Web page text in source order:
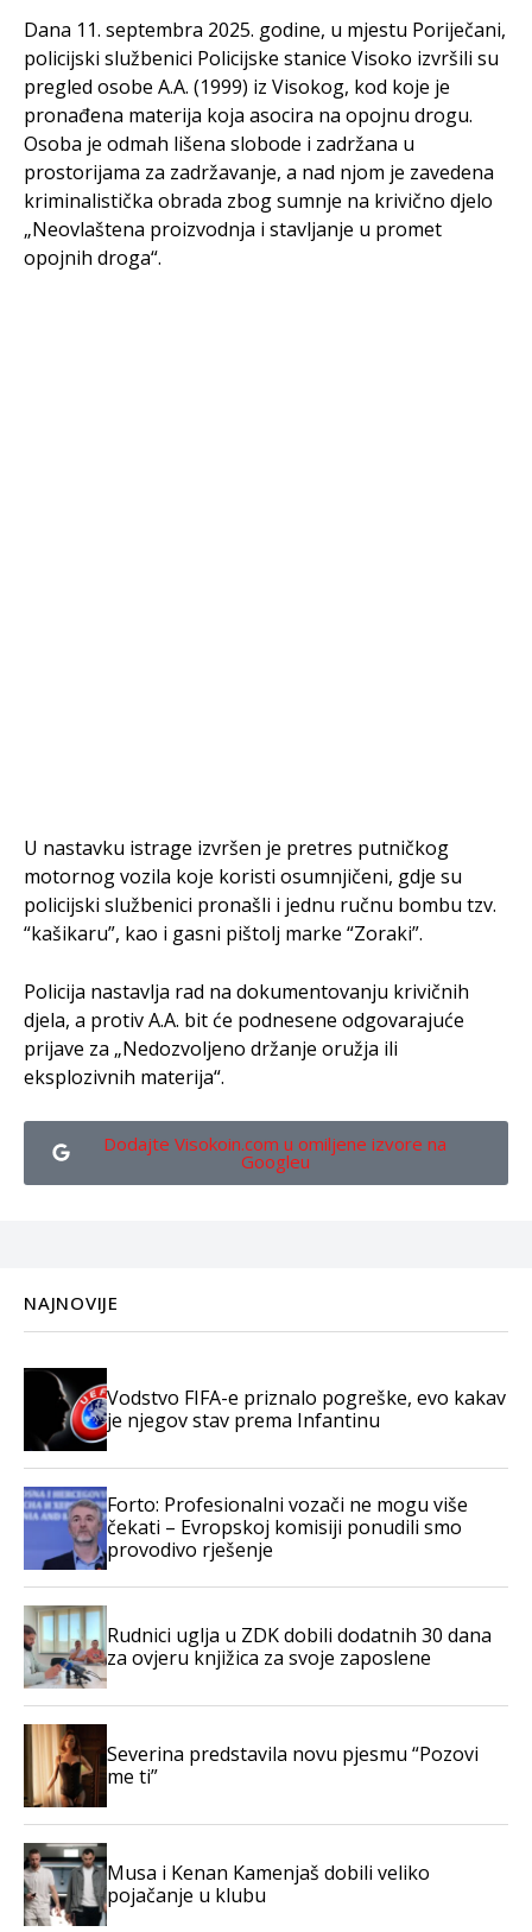
Dana 11. septembra 2025. godine, u mjestu Poriječani,
policijski službenici Policijske stanice Visoko izvršili su
pregled osobe A.A. (1999) iz Visokog, kod koje je
pronađena materija koja asocira na opojnu drogu.
Osoba je odmah lišena slobode i zadržana u
prostorijama za zadržavanje, a nad njom je zavedena
kriminalistička obrada zbog sumnje na krivično djelo
„Neovlaštena proizvodnja i stavljanje u promet
opojnih droga“.
U nastavku istrage izvršen je pretres putničkog
motornog vozila koje koristi osumnjičeni, gdje su
policijski službenici pronašli i jednu ručnu bombu tzv.
“kašikaru”, kao i gasni pištolj marke “Zoraki”.
Policija nastavlja rad na dokumentovanju krivičnih
djela, a protiv A.A. bit će podnesene odgovarajuće
prijave za „Nedozvoljeno držanje oružja ili
eksplozivnih materija“.
Dodajte Visokoin.com u omiljene izvore na
Googleu
NAJNOVIJE
Vodstvo FIFA-e priznalo pogreške, evo kakav
je njegov stav prema Infantinu
Forto: Profesionalni vozači ne mogu više
čekati – Evropskoj komisiji ponudili smo
provodivo rješenje
Rudnici uglja u ZDK dobili dodatnih 30 dana
za ovjeru knjižica za svoje zaposlene
Severina predstavila novu pjesmu “Pozovi
me ti”
Musa i Kenan Kamenjaš dobili veliko
pojačanje u klubu